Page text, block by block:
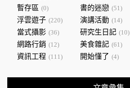
暫存區 (0) 書的迷戀 (51)
浮雲遊子 (220) 演講活動 (14)
當式攝影 (36) 研究生日記 (10)
網路行銷 (12) 美食雜記 (61)
資訊工程 (111) 開始懂了 (4)